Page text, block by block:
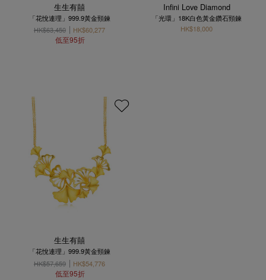
生生有囍
「花悅連理」999.9黃金頸鍊
HK$63,450
HK$60,277
低至95折
Infini Love Diamond
「光環」18K白色黃金鑽石頸鍊
HK$18,000
生生有囍
「花悅連理」999.9黃金頸鍊
HK$57,659
HK$54,776
低至95折